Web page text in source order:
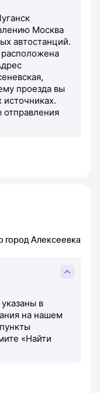
Москва
автостанций.
проезда вы
отправления
город Алексеевка
в
на нашем
«Найти